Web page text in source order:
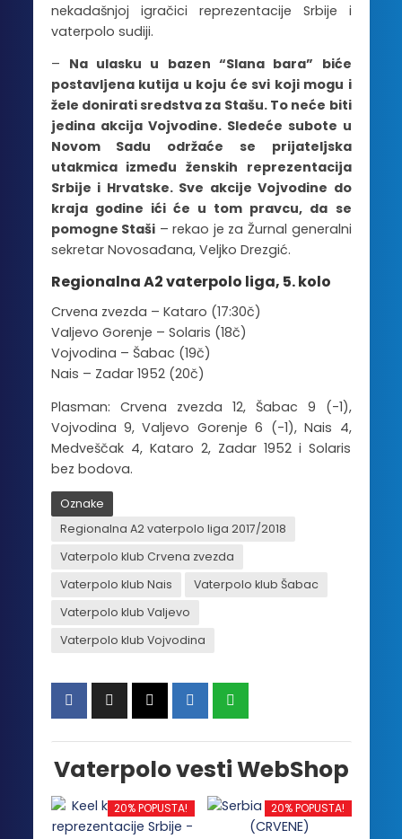
nekadašnjoj igračici reprezentacije Srbije i
vaterpolo sudiji.
– Na ulasku u bazen “Slana bara” biće
postavljena kutija u koju će svi koji mogu i
žele donirati sredstva za Stašu. To neće biti
jedina akcija Vojvodine. Sledeće subote u
Novom Sadu održaće se prijateljska
utakmica između ženskih reprezentacija
Srbije i Hrvatske. Sve akcije Vojvodine do
kraja godine ići će u tom pravcu, da se
pomogne Staši – rekao je za Žurnal generalni
sekretar Novosađana, Veljko Drezgić.
Regionalna A2 vaterpolo liga, 5. kolo
Crvena zvezda – Kataro (17:30č)
Valjevo Gorenje – Solaris (18č)
Vojvodina – Šabac (19č)
Nais – Zadar 1952 (20č)
Plasman: Crvena zvezda 12, Šabac 9 (-1),
Vojvodina 9, Valjevo Gorenje 6 (-1), Nais 4,
Medveščak 4, Kataro 2, Zadar 1952 i Solaris
bez bodova.
Oznake
Regionalna A2 vaterpolo liga 2017/2018
Vaterpolo klub Crvena zvezda
Vaterpolo klub Nais
Vaterpolo klub Šabac
Vaterpolo klub Valjevo
Vaterpolo klub Vojvodina
Vaterpolo vesti WebShop
20% POPUSTA! 20% POPUSTA!